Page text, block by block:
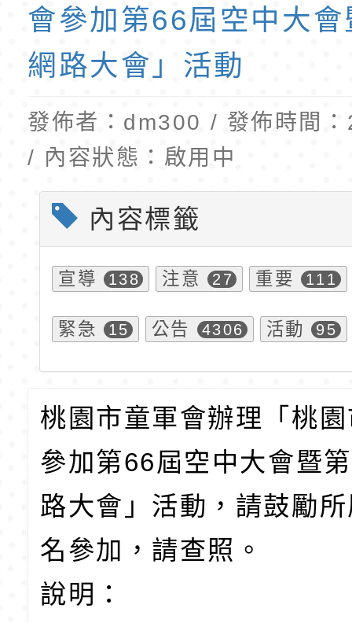
班教師助理員」甄選
梯特教代理教師甄選
公告(尚有缺額)
會參加第66屆空中大
網路大會」活動
發佈者：dm300 / 發佈時間
/ 內容狀態：啟用中
內容標籤
宣導 138 注意 27 重要 111
緊急 15 公告 4306 活動 95
桃園市童軍會辦理「桃
參加第66屆空中大會暨
路大會」活動，請鼓勵
名參加，請查照。
說明：